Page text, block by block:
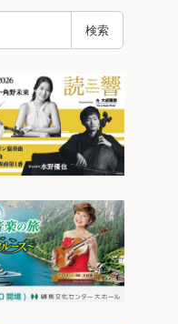
検索